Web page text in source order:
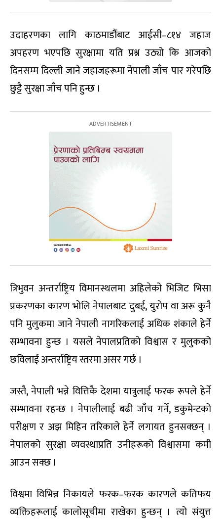
उदाहरणका लागि काठमाडौंबाट आईसी–८१४ जहाज
अपहरण भएपछि सुरक्षामा यति प्रश्न उठ्यो कि आजको
दिनसम्म दिल्ली जाने जहाजहरूमा नेपाली जाँच पार गरेपछि
छुट्टै सुरक्षा जाँच पनि हुन्छ ।
त्रिभुवन अन्तर्राष्ट्रिय विमानस्थलमा अहिलेको भिजिट भिसा
प्रकरणका कारण भोलि नेपालबाट दुबई, युरोप वा अरू कुनै
पनि मुलुकमा जाने नेपाली नागरिकलाई अधिक शंकाले हेर्ने
सम्भावना हुन्छ । यसले नेपालप्रतिको विश्वास र मुलुकको
छविलाई अन्तर्राष्ट्रिय स्तरमा असर गर्छ ।
जस्तै, नेपाली भन्ने वित्तिकै देशमा यात्रुलाई फरक रूपले हेर्ने
सम्भावना रहन्छ । नेपालीलाई बढी जाँच गर्ने, डकुमेन्टको
परीक्षण र अझ मिहिन तरिकाले हेर्ने लगायत हुनसक्छन् ।
नेपालको सुरक्षा व्यवस्थाप्रति उनीहरूको विश्वासमा कमी
आउन सक्छ ।
विश्वमा विभिन्न निकायले फरक–फरक कारणले कतिफय
व्यक्तिहरूलाई कालोसूचीमा राखेका हुन्छन् । त्यो संयुत्त